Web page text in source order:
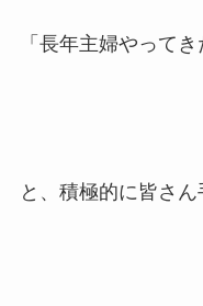
「長年主婦やって
と、積極的に皆さ